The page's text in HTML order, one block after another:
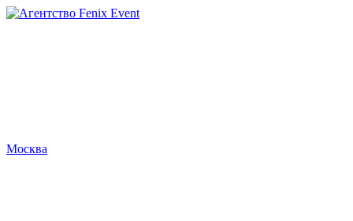
Агентство
Москва